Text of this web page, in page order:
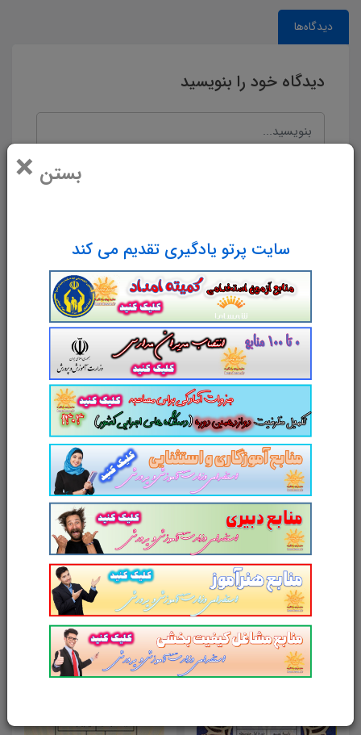
بستن ×
سایت پرتو یادگیری تقدیم می کند
دیدگاه‌ها
دیدگاه خود را بنویسید
نام و نام خانوادگی
پست الکترونیک
آدرس وب‌سایت
امتیاز شما به محصول
ارسال دیدگاه انصراف
محصولات مرتبط